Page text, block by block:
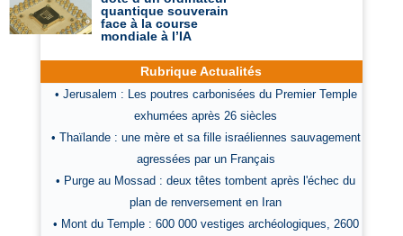
quantique souverain
face à la course
mondiale à l’IA
Rubrique Actualités
• Jerusalem : Les poutres carbonisées du Premier Temple
exhumées après 26 siècles
• Thaïlande : une mère et sa fille israéliennes sauvagement
agressées par un Français
• Purge au Mossad : deux têtes tombent après l'échec du
plan de renversement en Iran
• Mont du Temple : 600 000 vestiges archéologiques, 2600